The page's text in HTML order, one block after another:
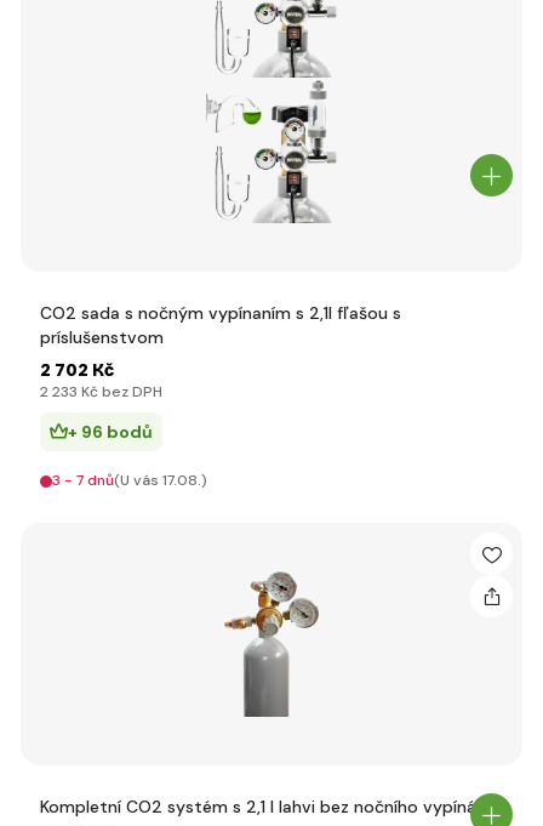
CO2 sada s nočným vypínaním s 2,1l fľašou s
príslušenstvom
2 702 Kč
2 233 Kč bez DPH
+ 96 bodů
3 - 7 dnů(U vás 17.08.)
Kompletní CO2 systém s 2,1 l lahvi bez nočního vypínání